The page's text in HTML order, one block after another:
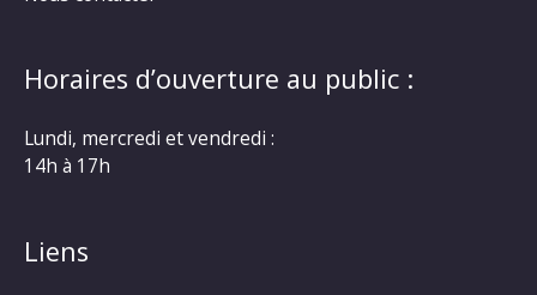
Horaires d’ouverture au public :
Lundi, mercredi et vendredi :
14h à 17h
Liens